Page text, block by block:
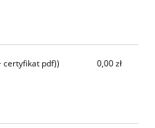
płatności
certyfikat pdf)) 0,00 zł